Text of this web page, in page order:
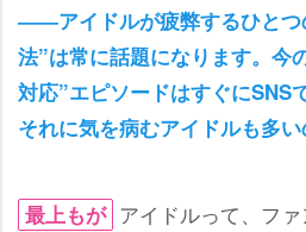
――アイドルが疲弊するひとつ
法”は常に話題になります。今
対応”エピソードはすぐにSNS
それに気を病むアイドルも多
最上もが アイドルって、フ